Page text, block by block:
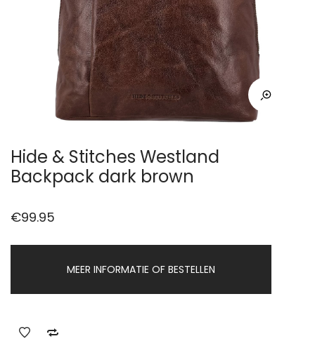
Hide & Stitches Westland
Backpack dark brown
€99.95
MEER INFORMATIE OF BESTELLEN